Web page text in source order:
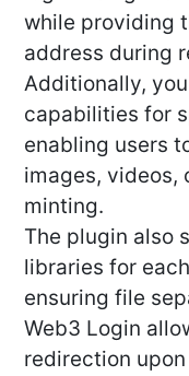
while providing
address during
Additionally,
capabilities for
enabling users
images, videos,
minting.
The plugin also
libraries for
ensuring file
Web3 Login
redirection